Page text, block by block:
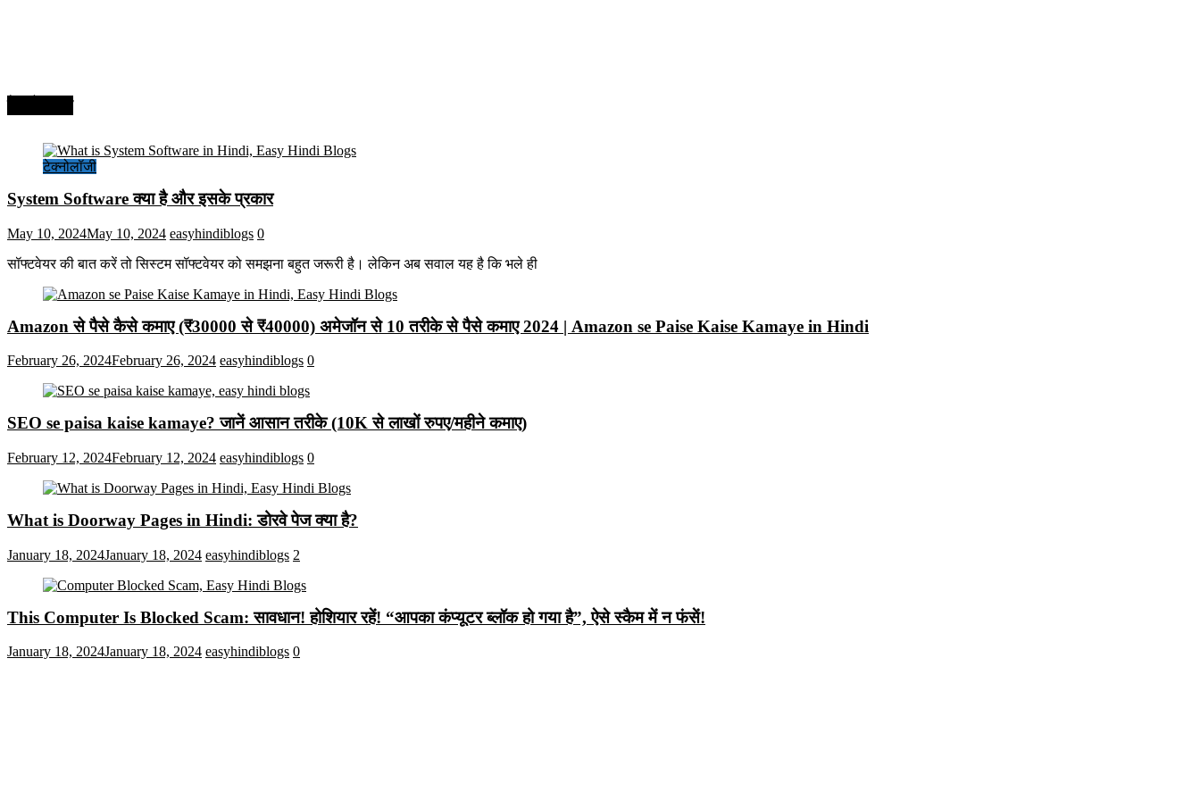
टेक्नोलॉजी
System Software क्या है और इसके प्रकार
May 10, 2024May 10, 2024 easyhindiblogs 0
सॉफ्टवेयर की बात करें तो सिस्टम सॉफ्टवेयर को समझना बहुत जरूरी है। लेकिन अब सवाल यह है कि भले ही
Amazon से पैसे कैसे कमाए (₹30000 से ₹40000) अमेजॉन से 10 तरीके से पैसे कमाए 2024 | Amazon se Paise Kaise Kamaye in Hindi
February 26, 2024February 26, 2024 easyhindiblogs 0
SEO se paisa kaise kamaye? जानें आसान तरीके (10K से लाखों रुपए/महीने कमाए)
February 12, 2024February 12, 2024 easyhindiblogs 0
What is Doorway Pages in Hindi: डोरवे पेज क्या है?
January 18, 2024January 18, 2024 easyhindiblogs 2
This Computer Is Blocked Scam: सावधान! होशियार रहें! “आपका कंप्यूटर ब्लॉक हो गया है”, ऐसे स्कैम में न फंसें!
January 18, 2024January 18, 2024 easyhindiblogs 0